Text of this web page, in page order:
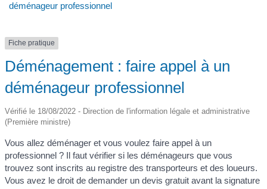
déménageur professionnel
Fiche pratique
Déménagement : faire appel à un
déménageur professionnel
Vérifié le 18/08/2022 - Direction de l'information légale et administrative
(Première ministre)
Vous allez déménager et vous voulez faire appel à un
professionnel ? Il faut vérifier si les déménageurs que vous
trouvez sont inscrits au registre des transporteurs et des loueurs.
Vous avez le droit de demander un devis gratuit avant la signature